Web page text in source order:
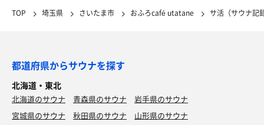
TOP 埼玉県 さいたま市 おふろcafé utatane サ活（サウナ記
都道府県からサウナを探す
北海道・東北
北海道のサウナ 青森県のサウナ
岩手県のサウナ
宮城県のサウナ
秋田県のサウナ
山形県のサウナ